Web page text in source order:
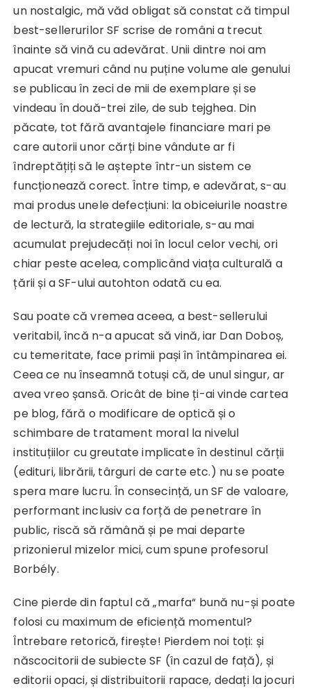
un nostalgic, mă văd obligat să constat că timpul
best-sellerurilor SF scrise de români a trecut
înainte să vină cu adevărat. Unii dintre noi am
apucat vremuri când nu puține volume ale genului
se publicau în zeci de mii de exemplare și se
vindeau în două-trei zile, de sub tejghea. Din
păcate, tot fără avantajele financiare mari pe
care autorii unor cărți bine vândute ar fi
îndreptățiți să le aștepte într-un sistem ce
funcționează corect. Între timp, e adevărat, s-au
mai produs unele defecțiuni: la obiceiurile noastre
de lectură, la strategiile editoriale, s-au mai
acumulat prejudecăți noi în locul celor vechi, ori
chiar peste acelea, complicând viața culturală a
țării și a SF-ului autohton odată cu ea.
Sau poate că vremea aceea, a best-sellerului
veritabil, încă n-a apucat să vină, iar Dan Doboș,
cu temeritate, face primii pași în întâmpinarea ei.
Ceea ce nu înseamnă totuși că, de unul singur, ar
avea vreo șansă. Oricât de bine ți-ai vinde cartea
pe blog, fără o modificare de optică și o
schimbare de tratament moral la nivelul
instituțiilor cu greutate implicate în destinul cărții
(edituri, librării, târguri de carte etc.) nu se poate
spera mare lucru. În consecință, un SF de valoare,
performant inclusiv ca forță de penetrare în
public, riscă să rămână și pe mai departe
prizonierul mizelor mici, cum spune profesorul
Borbély.
Cine pierde din faptul că „marfa“ bună nu-și poate
folosi cu maximum de eficiență momentul?
Întrebare retorică, firește! Pierdem noi toți: și
născocitorii de subiecte SF (în cazul de față), și
editorii opaci, și distribuitorii rapace, dedați la jocuri